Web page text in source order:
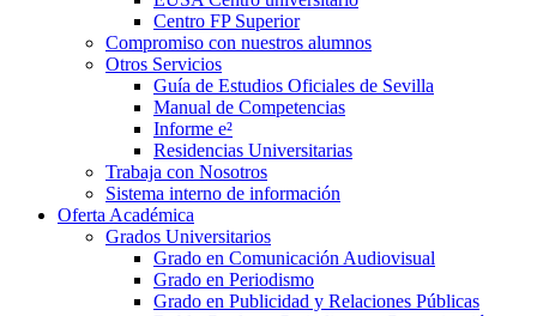
Centro FP Superior
Compromiso con nuestros alumnos
Otros Servicios
Guía de Estudios Oficiales de Sevilla
Manual de Competencias
Informe e²
Residencias Universitarias
Trabaja con Nosotros
Sistema interno de información
Oferta Académica
Grados Universitarios
Grado en Comunicación Audiovisual
Grado en Periodismo
Grado en Publicidad y Relaciones Públicas